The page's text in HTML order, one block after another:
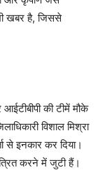
खबर है, जिससे
की टीमें मौके
विशाल मिश्रा
से इनकार कर दिया।
करने में जुटी हैं।